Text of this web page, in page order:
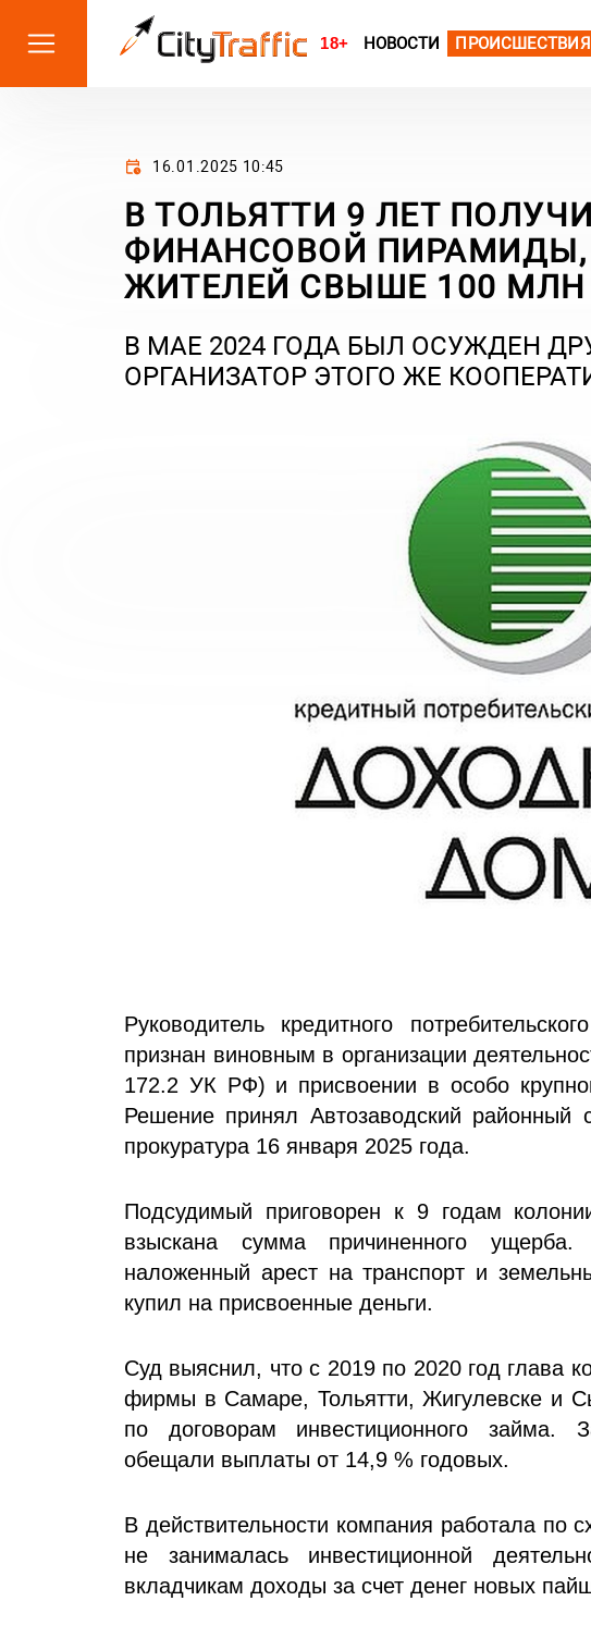
18+ НОВОСТИ ПРОИСШЕСТВИЯ
16.01.2025 10:45
В ТОЛЬЯТТИ 9 ЛЕТ
ФИНАНСОВОЙ
ЖИТЕЛЕЙ СВЫШЕ 100 МЛН
В МАЕ 2024 ГОДА БЫЛ ОСУЖДЕН
ОРГАНИЗАТОР ЭТОГО ЖЕ
Руководитель кредитного
признан виновным в организации
172.2 УК РФ) и присвоении в особо
Решение принял Автозаводский районный
прокуратура 16 января 2025 года.
Подсудимый приговорен к 9 годам
взыскана сумма причиненного
наложенный арест на транспорт и
купил на присвоенные деньги.
Суд выяснил, что с 2019 по 2020 год глава
фирмы в Самаре, Тольятти, Жигулевске и
по договорам инвестиционного займа.
обещали выплаты от 14,9 % годовых.
В действительности компания работала
не занималась инвестиционной
вкладчикам доходы за счет денег новых